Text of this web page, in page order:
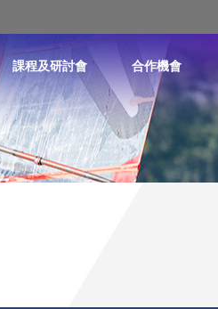
課程及研討會 合作機會